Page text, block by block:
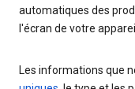
automatiques des
l'écran de votre
Les informations que